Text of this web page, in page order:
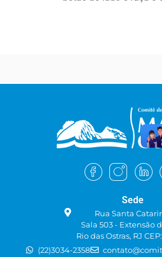
Sede
Rua Santa
Sala 503 - Extensão
Rio das Ostras, RJ
(22)3034-2358